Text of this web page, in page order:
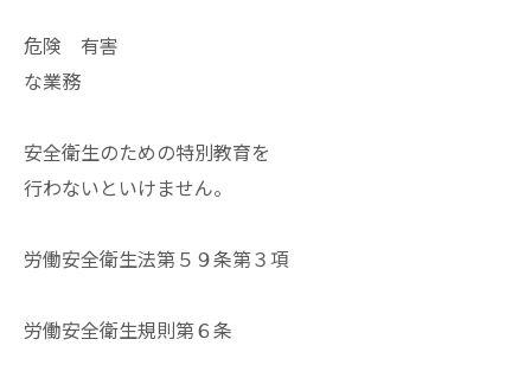
危険 有害
な業務
安全衛生のための特別教育を
行わないといけません。
労働安全衛生法第５９条第３項
労働安全衛生規則第６条